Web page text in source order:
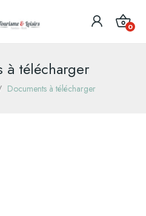
0
à télécharger
Documents à télécharger